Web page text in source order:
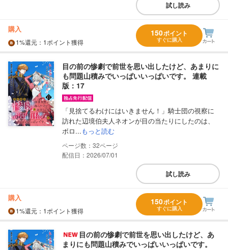
試し読み
購入
1%還元 ：1ポイント獲得
150ポイント
すぐに購入
目の前の惨劇で前世を思い出したけど、あまりに
も問題山積みでいっぱいいっぱいです。 連載
版：17
「見捨てるわけにはいきません！」騎士団の視察に
訪れた辺境伯夫人ネオンが目の当たりにしたのは、
ボロ...もっと読む
32
配信日：2026/07/01
試し読み
購入
1%還元 ：1ポイント獲得
150ポイント
すぐに購入
目の前の惨劇で前世を思い出したけど、あ
まりにも問題山積みでいっぱいいっぱいです。